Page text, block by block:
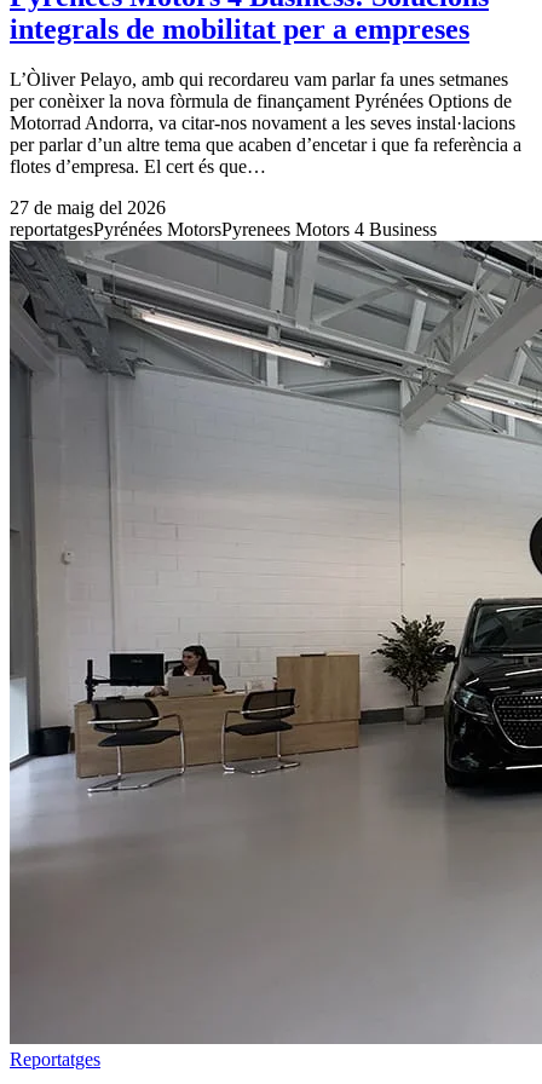
integrals de mobilitat per a empreses
L’Òliver Pelayo, amb qui recordareu vam parlar fa unes setmanes
per conèixer la nova fòrmula de finançament Pyrénées Options de
Motorrad Andorra, va citar-nos novament a les seves instal·lacions
per parlar d’un altre tema que acaben d’encetar i que fa referència a
flotes d’empresa. El cert és que…
27 de maig del 2026
reportatgesPyrénées MotorsPyrenees Motors 4 Business
Reportatges